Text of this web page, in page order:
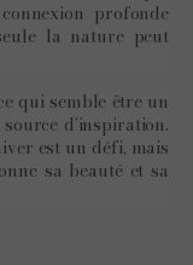
profonde
la nature peut
qui semble être un
d’inspiration.
est un défi, mais
sa beauté et sa